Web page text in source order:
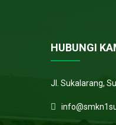
HUBUNGI
Jl. Sukalarang,